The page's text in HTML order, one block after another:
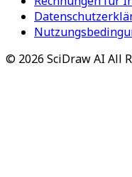
© 2026 SciDraw AI All